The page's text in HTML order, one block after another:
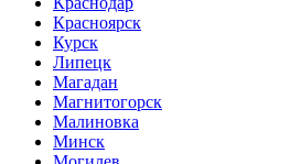
Красноярск
Курск
Липецк
Магадан
Магнитогорск
Малиновка
Минск